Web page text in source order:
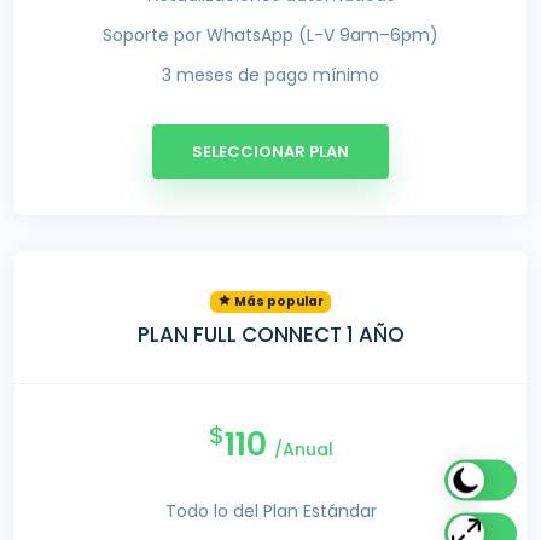
Soporte por WhatsApp (L-V 9am–6pm)
3 meses de pago mínimo
SELECCIONAR PLAN
Más popular
PLAN FULL CONNECT 1 AÑO
$110 /Anual
Todo lo del Plan Estándar